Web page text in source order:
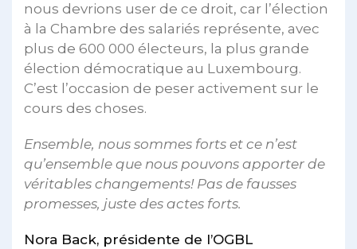
nous devrions user de ce droit, car l’élection
à la Chambre des salariés représente, avec
plus de 600 000 électeurs, la plus grande
élection démocratique au Luxembourg.
C’est l’occasion de peser activement sur le
cours des choses.
Ensemble, nous sommes forts et ce n’est
qu’ensemble que nous pouvons apporter de
véritables changements! Pas de fausses
promesses, juste des actes forts.
Nora Back, présidente de l’OGBL